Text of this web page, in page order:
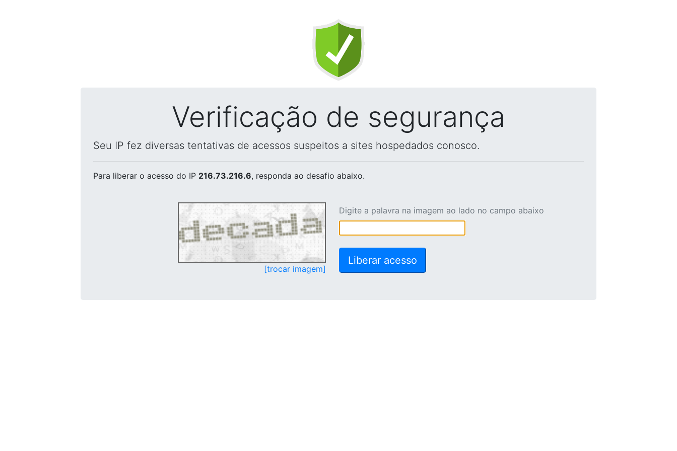
Verificação de segurança
Seu IP fez diversas tentativas de acessos suspeitos a sites hospedados conosco.
Para liberar o acesso do IP 216.73.216.6, responda ao desafio abaixo.
[trocar imagem]
Digite a palavra na imagem ao lado no campo abaixo